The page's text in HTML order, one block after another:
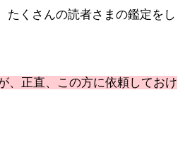
たくさんの読者さまの鑑定をし
、正直、この方に依頼しておけ